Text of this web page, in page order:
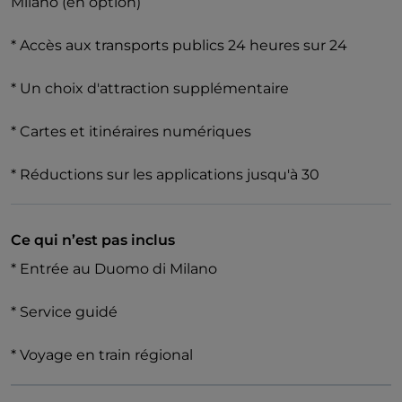
* Accès aux transports publics 24 heures sur 24
* Un choix d'attraction supplémentaire
* Cartes et itinéraires numériques
* Réductions sur les applications jusqu'à 30
Ce qui n’est pas inclus
* Entrée au Duomo di Milano
* Service guidé
* Voyage en train régional